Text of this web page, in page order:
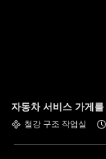
자동차 서비스 가게
철강 구조 작업실